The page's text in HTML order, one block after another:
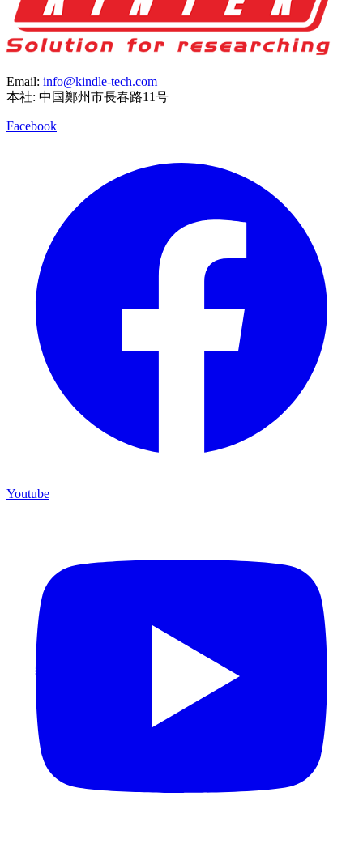
Email: info@kindle-tech.com
本社: 中国鄭州市長春路11号
Facebook
Youtube